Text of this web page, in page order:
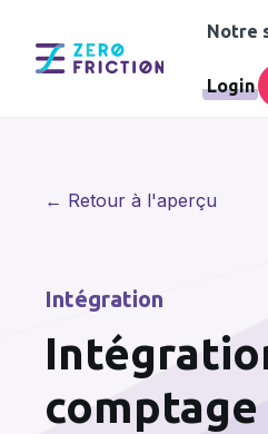
Notre
Login
← Retour à l'aperçu
Intégration
comptage